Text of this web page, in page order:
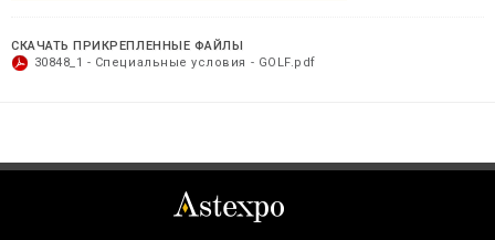
СКАЧАТЬ ПРИКРЕПЛЕННЫЕ ФАЙЛЫ
30848_1 - Специальные условия - GOLF.pdf